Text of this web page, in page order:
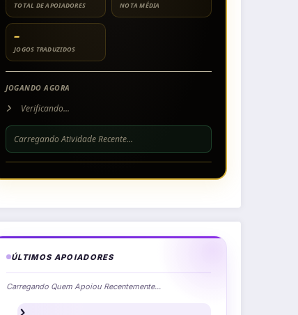
TOTAL DE APOIADORES NOTA MÉDIA
–
JOGOS TRADUZIDOS
JOGANDO AGORA
Verificando...
Carregando Atividade Recente...
ÚLTIMOS APOIADORES
Carregando Quem Apoiou Recentemente...